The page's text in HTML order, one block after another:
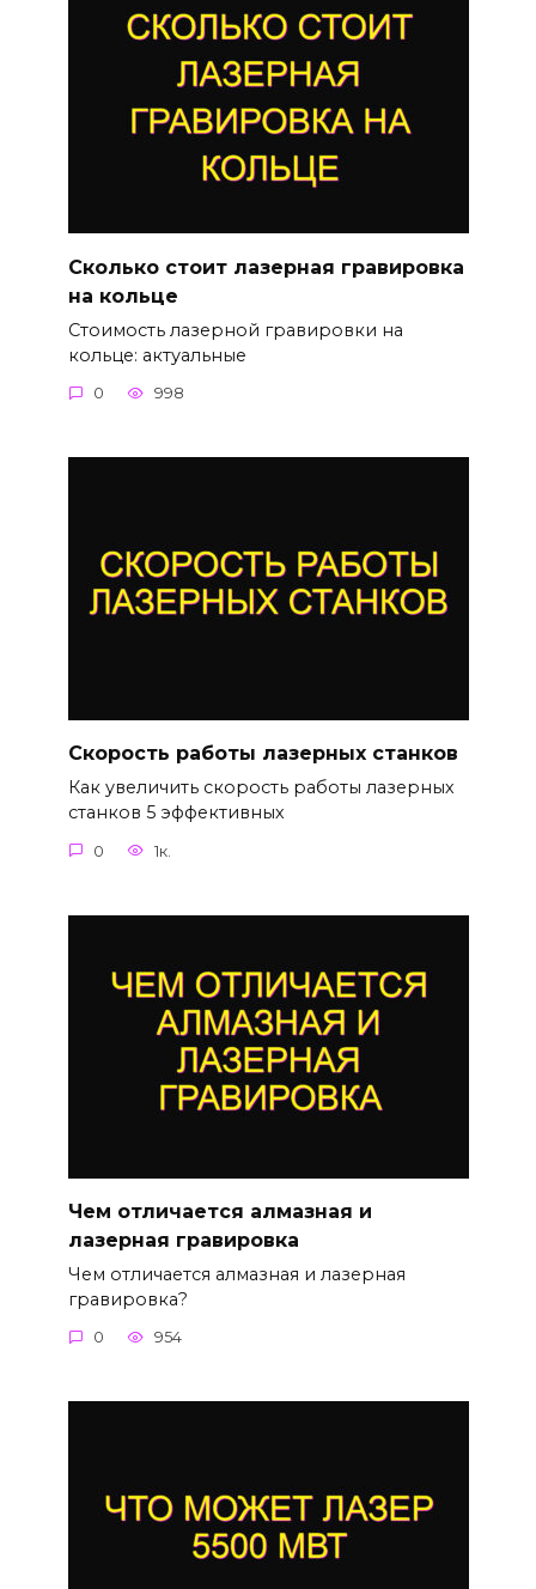
Сколько стоит лазерная гравировка
на кольце
Стоимость лазерной гравировки на
кольце: актуальные
0 998
Скорость работы лазерных станков
Как увеличить скорость работы лазерных
станков 5 эффективных
0 1к.
Чем отличается алмазная и
лазерная гравировка
Чем отличается алмазная и лазерная
гравировка?
0 954